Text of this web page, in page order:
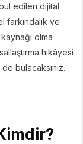
edilen dijital
farkındalık ve
olma
hikâyesi
bulacaksınız.